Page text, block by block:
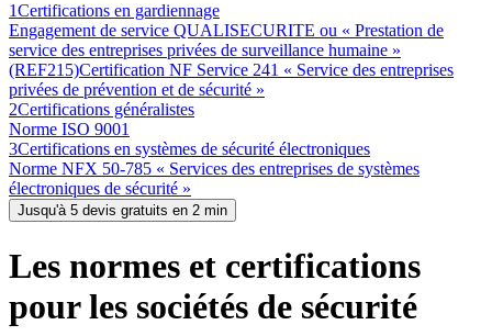
1Certifications en gardiennage
Engagement de service QUALISECURITE ou « Prestation de
service des entreprises privées de surveillance humaine »
(REF215)Certification NF Service 241 « Service des entreprises
privées de prévention et de sécurité »
2Certifications généralistes
Norme ISO 9001
3Certifications en systèmes de sécurité électroniques
Norme NFX 50-785 « Services des entreprises de systèmes
électroniques de sécurité »
Jusqu'à 5 devis gratuits en 2 min
Les normes et certifications
pour les sociétés de sécurité